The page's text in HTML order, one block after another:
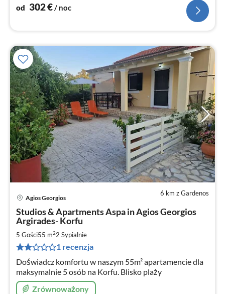
od 302€/ noc
6 km z Gardenos
Agios Georgios
Studios & Apartments Aspa in Agios Georgios
Argirades- Korfu
5 Gości55 m22 Sypialnie
1 recenzja
Doświadcz komfortu w naszym 55m² apartamencie dla
maksymalnie 5 osób na Korfu. Blisko plaży
Zrównoważony